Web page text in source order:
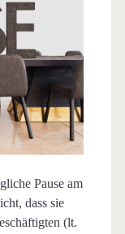
Pause am
dass sie
(lt.